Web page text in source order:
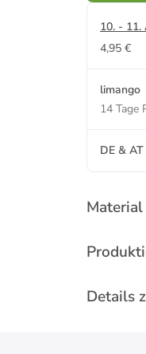
10. - 11.
4,95 €
limango
14 Tage
DE & AT
Details